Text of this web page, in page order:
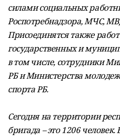
силами социальных
Роспотребнадзора, МЧС,
Присоединятся также
государственных и
в том числе, сотрудники
РБ и Министерства
спорта РБ.
Сегодня на территории
бригада – это 1206